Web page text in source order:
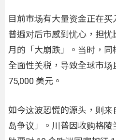
目前市场有大量资金正在
普遍对后市感到忧心，担忧
月的「大崩跌」。当时，
全面性关税，导致全球市
75,000 美元。
如今这波恐慌的源头，则
岛争议」。川普因收购格